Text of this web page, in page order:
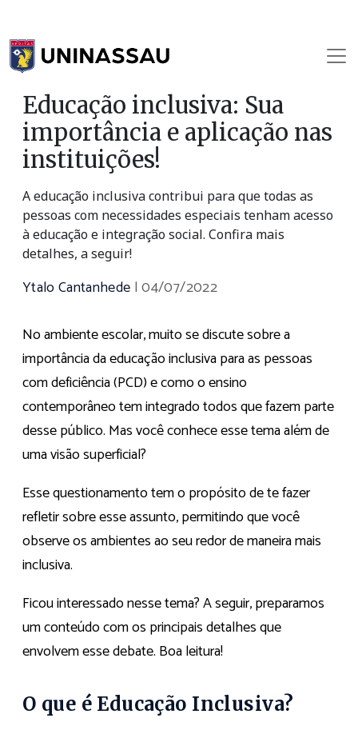
Educação inclusiva: Sua
importância e aplicação nas
instituições!
A educação inclusiva contribui para que todas as
pessoas com necessidades especiais tenham acesso
à educação e integração social. Confira mais
detalhes, a seguir!
Ytalo Cantanhede |04/07/2022
No ambiente escolar, muito se discute sobre a
importância da educação inclusiva para as pessoas
com deficiência (PCD) e como o ensino
contemporâneo tem integrado todos que fazem parte
desse público. Mas você conhece esse tema além de
uma visão superficial?
Esse questionamento tem o propósito de te fazer
refletir sobre esse assunto, permitindo que você
observe os ambientes ao seu redor de maneira mais
inclusiva.
Ficou interessado nesse tema? A seguir, preparamos
um conteúdo com os principais detalhes que
envolvem esse debate. Boa leitura!
O que é Educação Inclusiva?